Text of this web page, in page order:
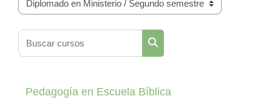
Categorías de curso
Buscar cursos
Buscar cursos
Pedagogía en Escuela Bíblica